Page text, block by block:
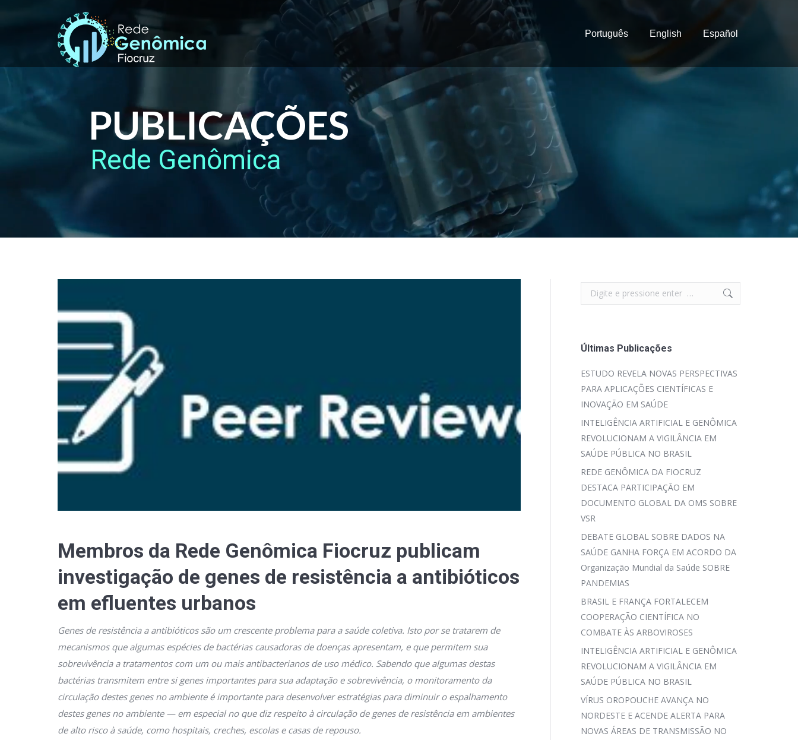
Português English Español
PUBLICAÇÕES
Rede Genômica
Membros da Rede Genômica Fiocruz publicam
investigação de genes de resistência a antibióticos
em efluentes urbanos
Genes de resistência a antibióticos são um crescente problema para a saúde coletiva. Isto por se tratarem de
mecanismos que algumas espécies de bactérias causadoras de doenças apresentam, e que permitem sua
sobrevivência a tratamentos com um ou mais antibacterianos de uso médico. Sabendo que algumas destas
bactérias transmitem entre si genes importantes para sua adaptação e sobrevivência, o monitoramento da
circulação destes genes no ambiente é importante para desenvolver estratégias para diminuir o espalhamento
destes genes no ambiente — em especial no que diz respeito à circulação de genes de resistência em ambientes
de alto risco à saúde, como hospitais, creches, escolas e casas de repouso.
Search:
Últimas Publicações
ESTUDO REVELA NOVAS PERSPECTIVAS
PARA APLICAÇÕES CIENTÍFICAS E
INOVAÇÃO EM SAÚDE
INTELIGÊNCIA ARTIFICIAL E GENÔMICA
REVOLUCIONAM A VIGILÂNCIA EM
SAÚDE PÚBLICA NO BRASIL
REDE GENÔMICA DA FIOCRUZ
DESTACA PARTICIPAÇÃO EM
DOCUMENTO GLOBAL DA OMS SOBRE
VSR
DEBATE GLOBAL SOBRE DADOS NA
SAÚDE GANHA FORÇA EM ACORDO DA
Organização Mundial da Saúde SOBRE
PANDEMIAS
BRASIL E FRANÇA FORTALECEM
COOPERAÇÃO CIENTÍFICA NO
COMBATE ÀS ARBOVIROSES
INTELIGÊNCIA ARTIFICIAL E GENÔMICA
REVOLUCIONAM A VIGILÂNCIA EM
SAÚDE PÚBLICA NO BRASIL
VÍRUS OROPOUCHE AVANÇA NO
NORDESTE E ACENDE ALERTA PARA
NOVAS ÁREAS DE TRANSMISSÃO NO